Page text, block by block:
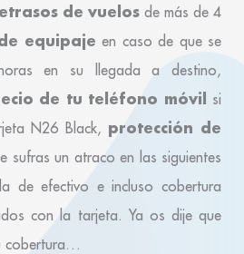
de vuelos de más de 4
equipaje en caso de que se
en su llegada a destino,
de tu teléfono móvil si
N26 Black, protección de
sufras un atraco en las siguientes
de efectivo e incluso cobertura
con la tarjeta. Ya os dije que
cobertura…